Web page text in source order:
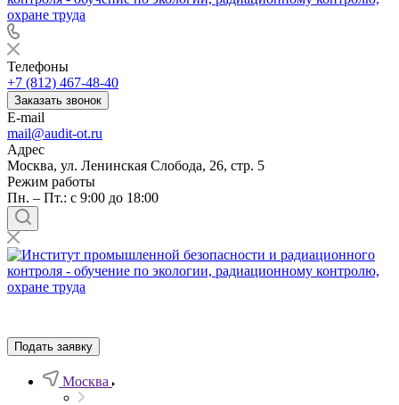
Телефоны
+7 (812) 467-48-40
Заказать звонок
E-mail
mail@audit-ot.ru
Адрес
Москва, ул. Ленинская Слобода, 26, стр. 5
Режим работы
Пн. – Пт.: с 9:00 до 18:00
Подать заявку
Москва